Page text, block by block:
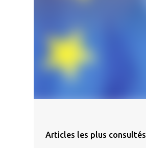
Articles les plus consultés